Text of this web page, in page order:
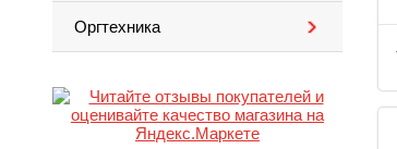
Оргтехника